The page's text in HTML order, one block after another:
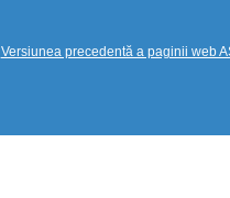
Versiunea precedentă a paginii web